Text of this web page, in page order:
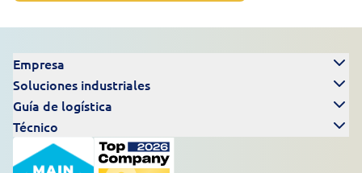
Empresa
Soluciones industriales
Guía de logística
Técnico